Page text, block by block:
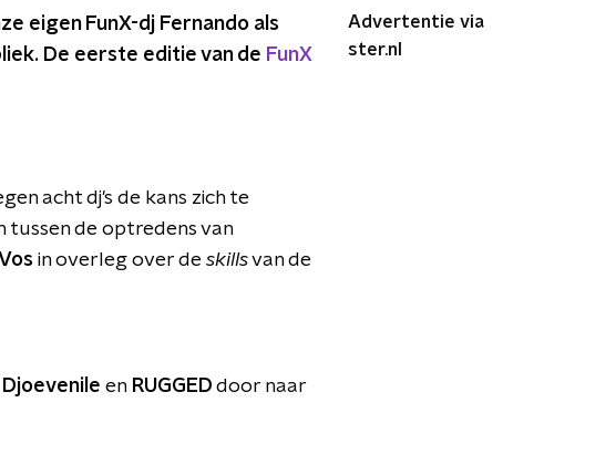
eigen FunX-dj Fernando als
De eerste editie van de FunX
acht dj's de kans zich te
tussen de optredens van
in overleg over de skillsvan de
Djoevenile en RUGGED door naar
Advertentie via
ster.nl